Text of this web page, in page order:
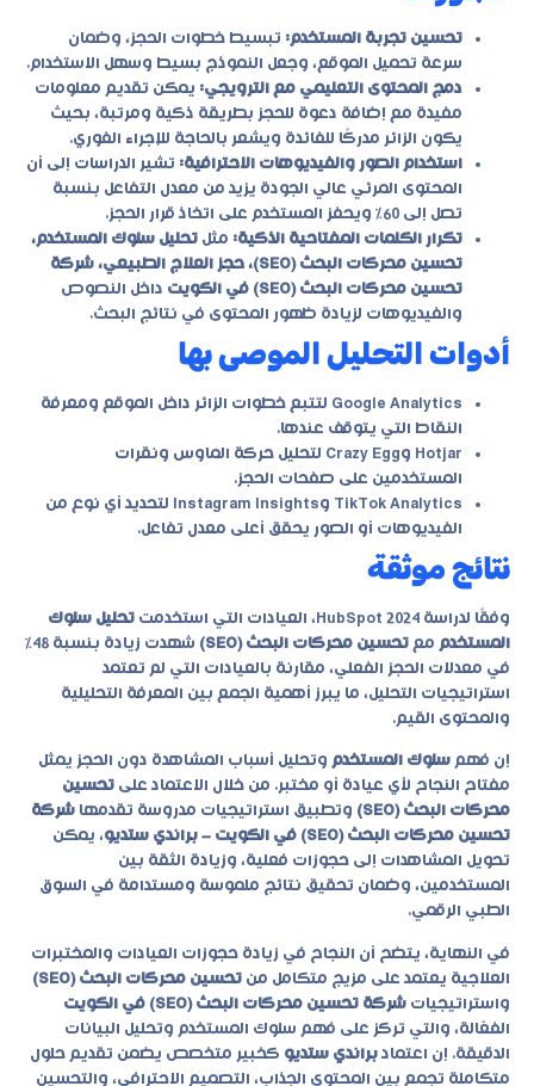
تحسين تجربة المستخدم: تبسيط خطوات الحجز، وضمان
سرعة تحميل الموقع، وجعل النموذج بسيط وسهل الاستخدام.
دمج المحتوى التعليمي مع الترويجي: يمكن تقديم معلومات
مفيدة مع إضافة دعوة للحجز بطريقة ذكية ومرتبة، بحيث
يكون الزائر مدركًا للفائدة ويشعر بالحاجة للإجراء الفوري.
استخدام الصور والفيديوهات الاحترافية: تشير الدراسات إلى أن
المحتوى المرئي عالي الجودة يزيد من معدل التفاعل بنسبة
تصل إلى 60% ويحفز المستخدم على اتخاذ قرار الحجز.
تكرار الكلمات المفتاحية الذكية: مثل تحليل سلوك المستخدم،
تحسين محركات البحث (SEO)، حجز العلاج الطبيعي، شركة
تحسين محركات البحث (SEO) في الكويت
داخل النصوص
والفيديوهات لزيادة ظهور المحتوى في نتائج البحث.
أدوات التحليل الموصى بها
Google Analytics لتتبع خطوات الزائر داخل الموقع ومعرفة
النقاط التي يتوقف عندها.
Hotjar وCrazy Egg لتحليل حركة الماوس ونقرات
المستخدمين على صفحات الحجز.
TikTok Analytics وInstagram Insights لتحديد أي نوع من
الفيديوهات أو الصور يحقق أعلى معدل تفاعل.
نتائج موثقة
وفقًا لدراسة HubSpot 2024، العيادات التي استخدمت
تحليل سلوك
المستخدم مع تحسين محركات البحث (SEO)
شهدت زيادة بنسبة 48%
في معدلات الحجز الفعلي، مقارنة بالعيادات التي لم تعتمد
استراتيجيات التحليل، ما يبرز أهمية الجمع بين المعرفة التحليلية
والمحتوى القيم.
إن فهم سلوك المستخدم وتحليل أسباب المشاهدة دون الحجز يمثل
مفتاح النجاح لأي عيادة أو مختبر. من خلال الاعتماد على تحسين
محركات البحث (SEO)
وتطبيق استراتيجيات مدروسة تقدمها شركة
تحسين محركات البحث (SEO) في الكويت – براندي ستديو
، يمكن
تحويل المشاهدات إلى حجوزات فعلية، وزيادة الثقة بين
المستخدمين، وضمان تحقيق نتائج ملموسة ومستدامة في السوق
الطبي الرقمي.
في النهاية، يتضح أن النجاح في زيادة حجوزات العيادات والمختبرات
العلاجية يعتمد على مزيج متكامل من تحسين محركات البحث (SEO)
واستراتيجيات شركة تحسين محركات البحث (SEO) في الكويت
الفعّالة، والتي تركز على فهم سلوك المستخدم وتحليل البيانات
الدقيقة. إن اعتماد براندي ستديو كخبير متخصص يضمن تقديم حلول
متكاملة تجمع بين المحتوى الجذاب، التصميم الاحترافي، والتحسين